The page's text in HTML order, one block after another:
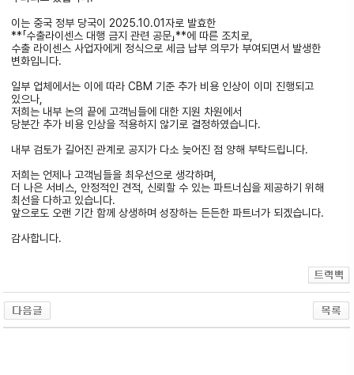
이는 중국 정부 당국이 2025.10.01자로 발효한
**「수출라이센스 대행 금지 관련 공문」**에 따른 조치로,
수출 라이센스 사업자에게 정식으로 세금 납부 의무가 부여되면서 발생한
변화입니다.
일부 업체에서는 이에 따라 CBM 기준 추가 비용 인상이 이미 진행되고
있으나,
저희는 내부 논의 끝에 고객님들에 대한 지원 차원에서
당분간 추가 비용 인상을 적용하지 않기로 결정하였습니다.
내부 검토가 길어진 관계로 공지가 다소 늦어진 점 양해 부탁드립니다.
저희는 언제나 고객님들을 최우선으로 생각하며,
더 나은 서비스, 안정적인 견적, 신뢰할 수 있는 파트너십을 제공하기 위해
최선을 다하고 있습니다.
앞으로도 오랜 기간 함께 상생하며 성장하는 든든한 파트너가 되겠습니다.
감사합니다.